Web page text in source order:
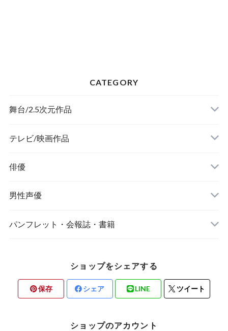
CATEGORY
舞台/2.5次元作品
舞台『刀剣乱舞』
ミュージカル『刀剣乱舞』
ミュージカル『テニスの王子様』
MANKAI STAGE『A3!(エースリー)』
テレビ/映画作品
俳優
か行
男性声優
Kiramune
あ行
パンフレット・会報誌・書籍
男性声優
ショップをシェアする
保存 シェア LINE ツイート
ショップのアカウント